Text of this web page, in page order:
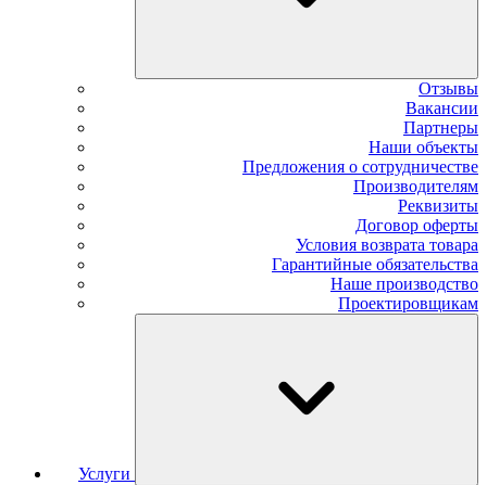
Отзывы
Вакансии
Партнеры
Наши объекты
Предложения о сотрудничестве
Производителям
Реквизиты
Договор оферты
Условия возврата товара
Гарантийные обязательства
Наше производство
Проектировщикам
Услуги